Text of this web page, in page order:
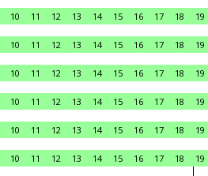
10 11 12 13 14 15 16 17 18 19
10 11 12 13 14 15 16 17 18 19
10 11 12 13 14 15 16 17 18 19
10 11 12 13 14 15 16 17 18 19
10 11 12 13 14 15 16 17 18 19
10 11 12 13 14 15 16 17 18 19